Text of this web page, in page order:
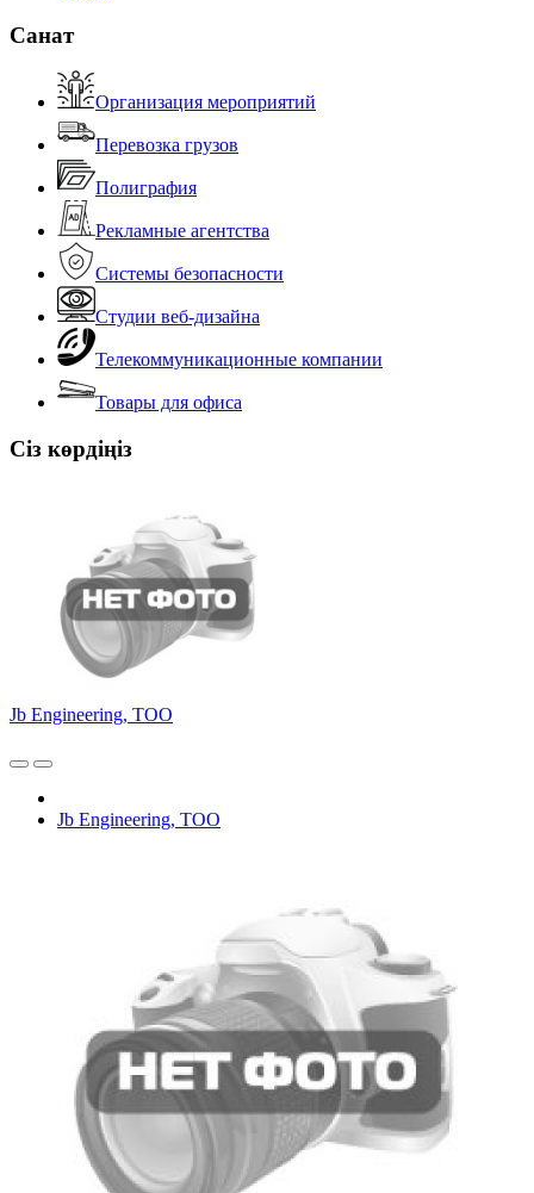
Санат
Организация мероприятий
Перевозка грузов
Полиграфия
Рекламные агентства
Системы безопасности
Студии веб-дизайна
Телекоммуникационные компании
Товары для офиса
Сіз көрдіңіз
Jb Engineering, ТОО
Jb Engineering, ТОО